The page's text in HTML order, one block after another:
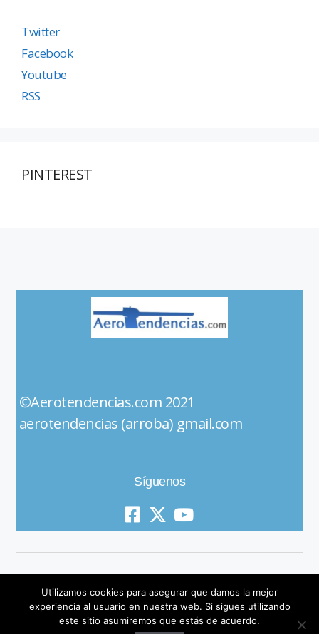
Twitter
Facebook
Youtube
RSS
PINTEREST
©Aerotendencias.com 2021
aerotendencias (arroba) gmail.com
Síguenos
© 2019 All Rights Reserved
Utilizamos cookies para asegurar que damos la mejor
experiencia al usuario en nuestra web. Si sigues utilizando
este sitio asumiremos que estás de acuerdo.